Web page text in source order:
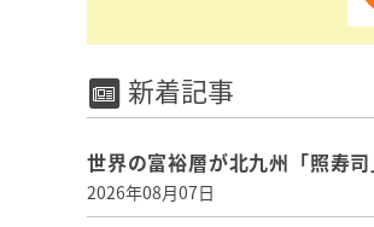
新着記事
世界の富裕層が北九州「照寿
2026年08月07日